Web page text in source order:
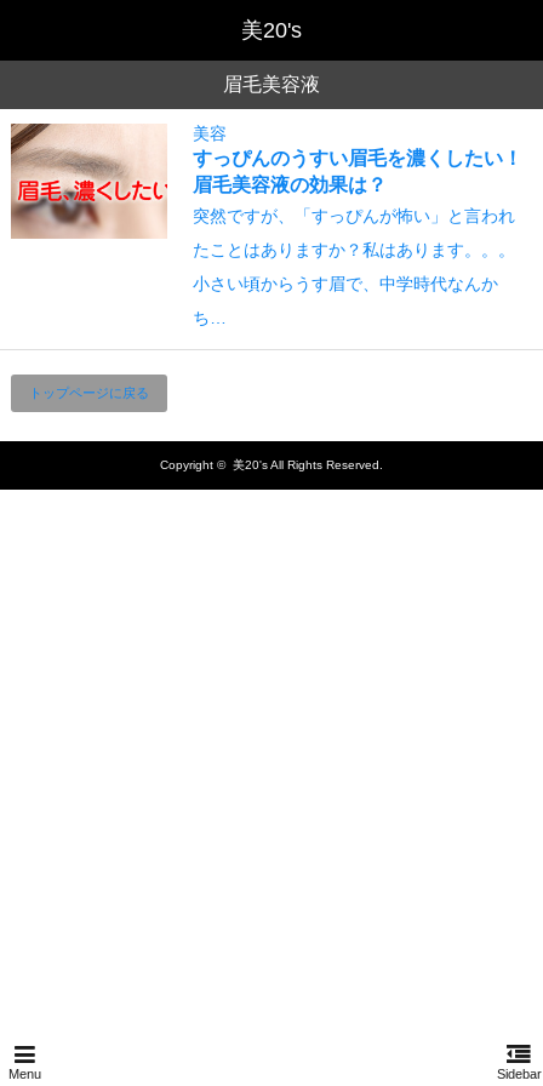
Menu Sidebar
眉毛美容液
美容
すっぴんのうすい眉毛を濃くしたい！
眉毛美容液の効果は？
突然ですが、「すっぴんが怖い」と言われ
たことはありますか？私はあります。。。
小さい頃からうす眉で、中学時代なんか
ち…
トップページに戻る
Copyright © 美20'sAll Rights Reserved.